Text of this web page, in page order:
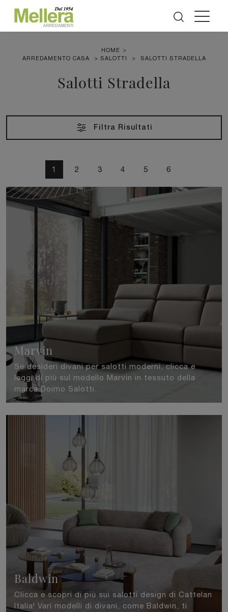
HOME >
ARREDAMENTO CASA
> SALOTTI > SALOTTI STRADELLA
Salotti Stradella
Filtra Risultati
1 2 3 4 5 6
Marvin
Se desideri divani per salotti moderni, clicca e
leggi di più sul modello Marvin in tessuto della
marca Doimo Salotti.
Baldwin
Clicca e scopri di più sui salotti design di Cattelan
Italia! Vari modelli di divani, come Baldwin, ti